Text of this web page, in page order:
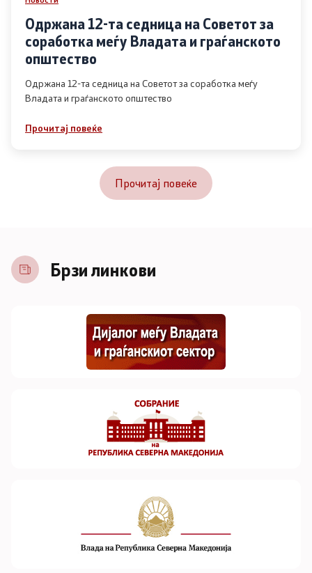
Одржана 12-та седница на Советот за
соработка меѓу Владата и граѓанското
општество
Одржана 12-та седница на Советот за соработка меѓу
Владата и граѓанското општество
Прочитај повеќе
Прочитај повеќе
Брзи линкови